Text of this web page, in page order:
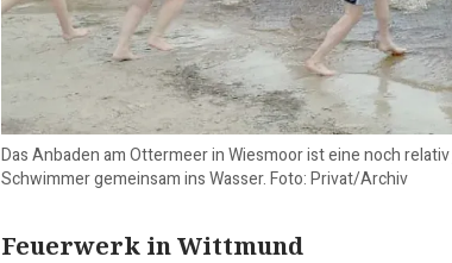
Das Anbaden am Ottermeer in Wiesmoor ist eine noch
Schwimmer gemeinsam ins Wasser. Foto: Privat/Archiv
Feuerwerk in Wittmund